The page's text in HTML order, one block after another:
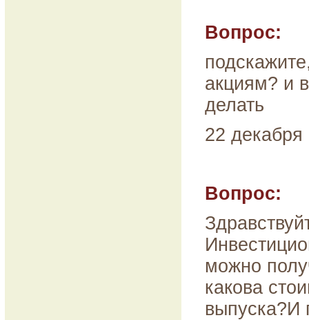
Вопрос:
акциям? и
делать
22
Вопрос:
можно
какова
выпуска?И